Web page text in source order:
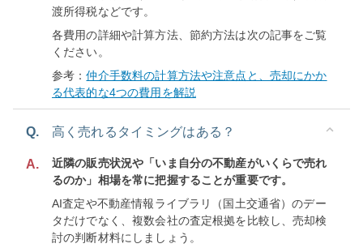
渡所得税などです。
各費用の詳細や計算方法、節約方法は次の記事をご覧
ください。
参考：仲介手数料の計算方法や注意点と、売却にかか
る代表的な4つの費用を解説
Q. 高く売れるタイミングはある？
A.
近隣の販売状況や「いま自分の不動産がいくらで売れ
るのか」相場を常に把握することが重要です。
AI査定や不動産情報ライブラリ（国土交通省）のデー
タだけでなく、複数会社の査定根拠を比較し、売却検
討の判断材料にしましょう。